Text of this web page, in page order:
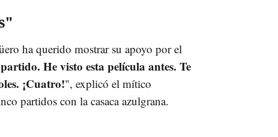
ha querido mostrar su apoyo por el
He visto esta película antes. Te
¡Cuatro!", explicó el mítico
partidos con la casaca azulgrana.